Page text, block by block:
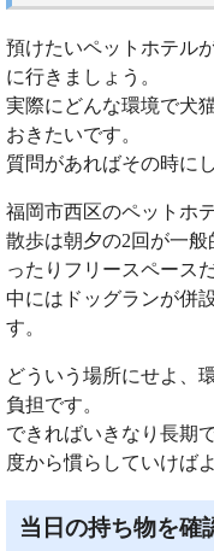
預けたいペットホテル
に行きましょう。
実際にどんな環境で犬
おきたいです。
質問があればその時に
福岡市西区のペットホ
散歩は朝夕の2回が一
ったりフリースペース
中にはドッグランが併
す。
どういう場所にせよ、
負担です。
できればいきなり長期
度から慣らしていけば
当日の持ち物を確